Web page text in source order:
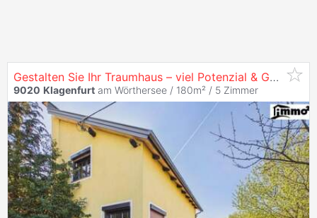
Gestalten Sie Ihr Traumhaus – viel Potenzial & Garten in
9020 Klagenfurt am Wörthersee / 180m² / 5 Zimmer